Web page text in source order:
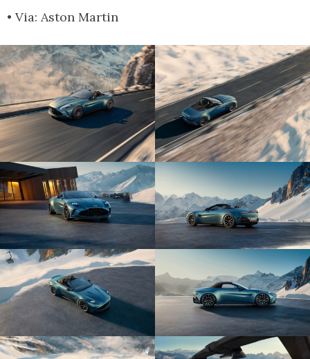
• Via: Aston Martin